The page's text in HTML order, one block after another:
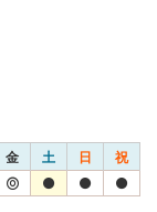
金 土 日 祝